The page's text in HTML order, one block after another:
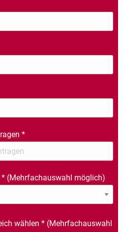
*
* (Mehrfachauswahl möglich)
wählen * (Mehrfachauswahl